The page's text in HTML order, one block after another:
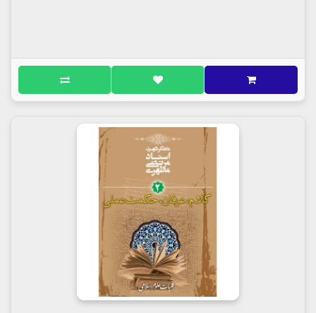
گفتار پنجاه و چهارم
قافله سالاری زینب سلام الله علیها
ما را از کنار قتلگاه عبور بدهید
مقدّس برادر
رسالت زینب کبری علیه السلام
حدیث امّ ایمن
کاروان اسراء در کوفه
خطبۀ زینب کبری علیه السلام همه را به یاد خطبه
های علی علیه السلام انداخت
گفتار پنجاه و پنجم
زینب علیها سلام در مجلس ابن زیاد
این زینب علیها سلام دختر علی علیه السلام است؟
گفتار پنجاه و ششم
قاتلین حسین علیه السلام به جنایات خود رنگ